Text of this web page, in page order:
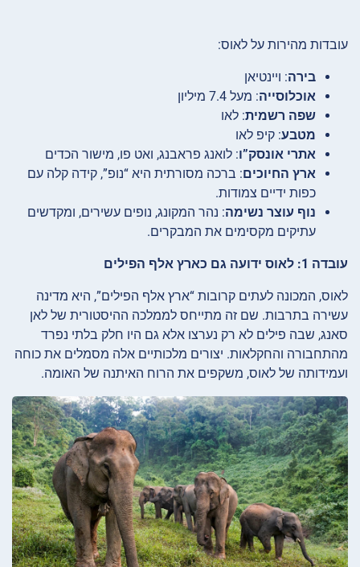
עובדות מהירות על לאוס:
בירה: ויינטיאן
אוכלוסייה: מעל 7.4 מיליון
שפה רשמית: לאו
מטבע: קיפ לאו
אתרי אונסק”ו: לואנג פראבנג, ואט פו, מישור הכדים
ארץ החיוכים: ברכה מסורתית היא “נופ”, קידה קלה עם
כפות ידיים צמודות.
נוף עוצר נשימה: נהר המקונג, נופים עשירים, ומקדשים
עתיקים מקסימים את המבקרים.
עובדה 1: לאוס ידועה גם כארץ אלף הפילים
לאוס, המכונה לעתים קרובות “ארץ אלף הפילים”, היא מדינה
עשירה בתרבות. שם זה מתייחס לממלכה ההיסטורית של לאן
סאנג, שבה פילים לא רק נערצו אלא גם היו חלק בלתי נפרד
מהתחבורה והחקלאות. יצורים מלכותיים אלה מסמלים את כוחה
ועמידותה של לאוס, משקפים את הרוח האיתנה של האומה.